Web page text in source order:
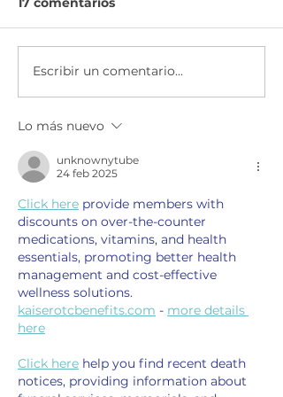
Economía para el
Éxito | Scotiabank
Escribir un comentario...
Lo más nuevo
unknownytube
24 feb 2025
Click here provide members with
discounts on over-the-counter
medications, vitamins, and health
essentials, promoting better health
management and cost-effective
wellness solutions.
kaiserotcbenefits.com - more details
here
Click here help you find recent death
notices, providing information about